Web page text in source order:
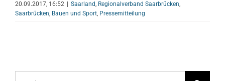
20.09.2017, 16:52 Saarland, Regionalverband Saarbrücken,
Saarbrücken, Bauen und Sport, Pressemitteilung